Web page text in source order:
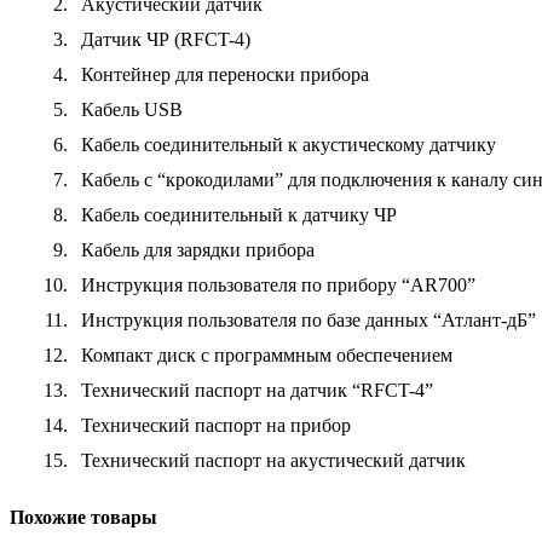
2.
Акустический датчик
3.
Датчик ЧР (RFCT-4)
4.
Контейнер для переноски прибора
5.
Кабель USB
6.
Кабель соединительный к акустическому датчику
7.
Кабель с “крокодилами” для подключения к каналу
8.
Кабель соединительный к датчику ЧР
9.
Кабель для зарядки прибора
10.
Инструкция пользователя по прибору “AR700”
11.
Инструкция пользователя по базе данных “Атлант-дБ”
12.
Компакт диск с программным обеспечением
13.
Технический паспорт на датчик “RFCT-4”
14.
Технический паспорт на прибор
15.
Технический паспорт на акустический датчик
Похожие товары